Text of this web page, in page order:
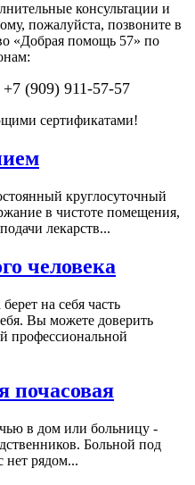
консультации и
пожалуйста, позвоните в
«Добрая помощь 57» по
+7 (909) 911-57-57
сертификатами!
круглосуточный
в чистоте помещения,
лекарств...
человека
на себя часть
Вы можете доверить
профессиональной
почасовая
в дом или больницу -
Больной под
рядом...